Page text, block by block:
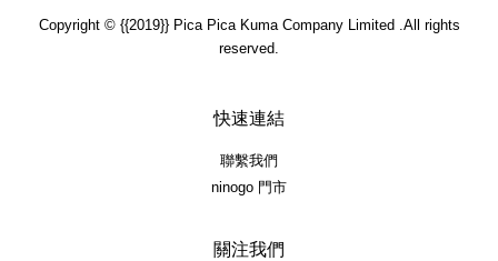
Copyright © {{2019}} Pica Pica Kuma Company Limited .All rights
reserved.
快速連結
聯繫我們
ninogo 門市
關注我們